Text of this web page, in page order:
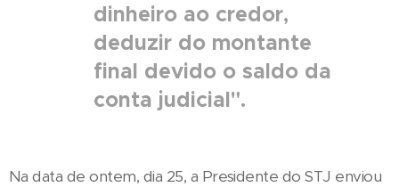
dinheiro ao credor,
deduzir do montante
final devido o saldo da
conta judicial".
Na data de ontem, dia 25, a Presidente do STJ enviou